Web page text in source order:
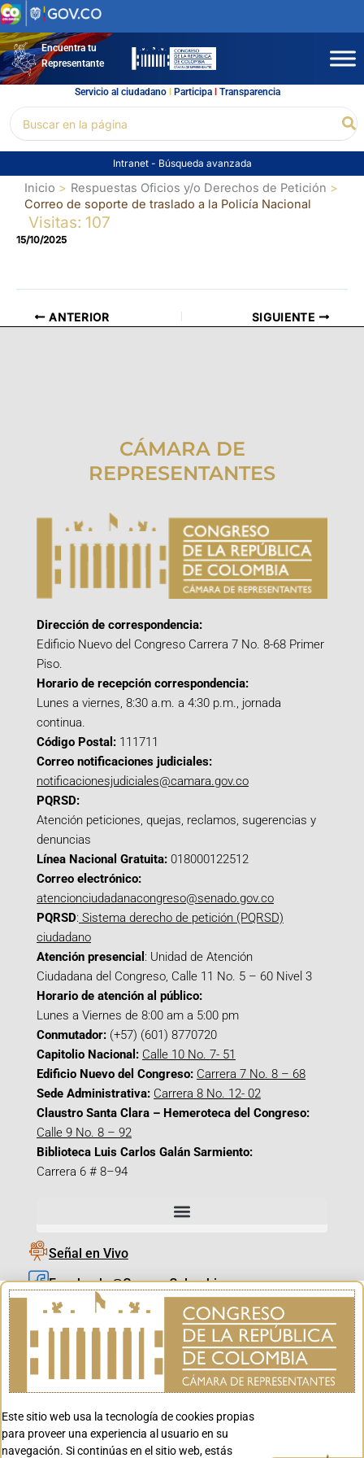
Ir
al
contenidoEncuentra tu
Representante
Servicio al ciudadano l Participal Transparencia
por:
Intranet - Búsqueda avanzada
Inicio
Respuestas Oficios y/o Derechos de Petición
Correo de soporte de traslado a la Policía Nacional
Visitas: 107
15/10/2025
ANTERIOR SIGUIENTE
CÁMARA DE
REPRESENTANTES
Dirección de correspondencia:
Edificio Nuevo del Congreso Carrera 7 No. 8-68 Primer
Piso.
Horario de recepción correspondencia:
Lunes a viernes, 8:30 a.m. a 4:30 p.m., jornada
continua.
Código Postal: 111711
Correo notificaciones judiciales:
notificacionesjudiciales@camara.gov.co
PQRSD:
Atención peticiones, quejas, reclamos, sugerencias y
denuncias
Línea Nacional Gratuita: 018000122512
Correo electrónico:
atencionciudadanacongreso@senado.gov.co
PQRSD: Sistema derecho de petición (PQRSD)
ciudadano
Atención presencial : Unidad de Atención
Ciudadana del Congreso, Calle 11 No. 5 – 60 Nivel 3
Horario de atención al público:
Lunes a Viernes de 8:00 am a 5:00 pm
Conmutador: (+57) (601) 8770720
Capitolio Nacional: Calle 10 No. 7- 51
Edificio Nuevo del Congreso: Carrera 7 No. 8 – 68
Sede Administrativa: Carrera 8 No. 12- 02
Claustro Santa Clara – Hemeroteca del Congreso:
Calle 9 No. 8 – 92
Biblioteca Luis Carlos Galán Sarmiento:
Carrera 6 # 8–94
Señal en Vivo
Facebook_@CamaraColombia
Instagram_@CamaraColombia
X_@CamaraColombia
Youtube_@CamaraColombia
Youtube_@CanalCongreso
Este sitio web usa la tecnología de cookies propias
para proveer una experiencia al usuario en su
navegación. Si continúas en el sitio web, estás